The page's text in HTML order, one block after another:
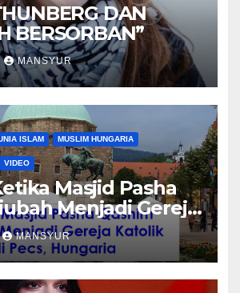
DAN
BERSORBAN”
MANSYUR
ISLAM MUSLIM HUNGARIA
VIDEO
Masjid Pasha
Menjadi Gereja
Pecs, Hungaria
MANSYUR